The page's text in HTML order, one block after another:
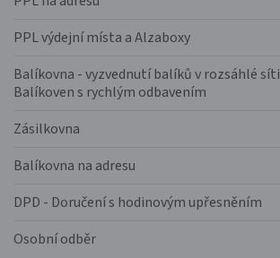
PPL výdejní místa a Alzaboxy
Balíkovna - vyzvednutí balíků v rozsáhlé síti
Balíkoven s rychlým odbavením
Zásilkovna
Balíkovna na adresu
DPD - Doručení s hodinovým upřesněním
Osobní odběr